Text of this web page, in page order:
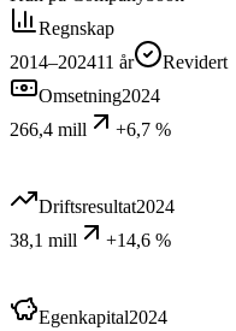
Regnskap
2014–202411 år
Revidert
Omsetning2024
266,4 mill
+6,7 %
Driftsresultat2024
38,1 mill
+14,6 %
Egenkapital2024